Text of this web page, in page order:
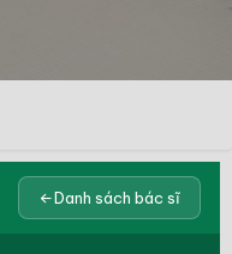
Danh sách bác sĩ